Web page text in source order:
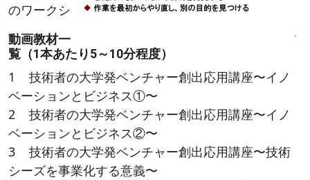
のワークシ
動画教材一
覧（1本あたり5～10分程度）
1 技術者の大学発ベンチャー創出応用講座〜イノ
ベーションとビジネス①〜
2 技術者の大学発ベンチャー創出応用講座〜イノ
ベーションとビジネス②〜
3 技術者の大学発ベンチャー創出応用講座〜技術
シーズを事業化する意義〜